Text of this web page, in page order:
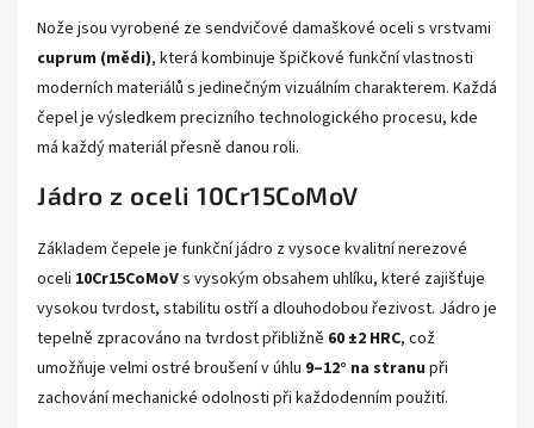
Nože jsou vyrobené ze sendvičové damaškové oceli s vrstvami
cuprum (mědi), která kombinuje špičkové funkční vlastnosti
moderních materiálů s jedinečným vizuálním charakterem. Každá
čepel je výsledkem precizního technologického procesu, kde
má každý materiál přesně danou roli.
Jádro z oceli 10Cr15CoMoV
Základem čepele je funkční jádro z vysoce kvalitní nerezové
oceli 10Cr15CoMoVs vysokým obsahem uhlíku, které zajišťuje
vysokou tvrdost, stabilitu ostří a dlouhodobou řezivost. Jádro je
tepelně zpracováno na tvrdost přibližně 60 ±2 HRC, což
umožňuje velmi ostré broušení v úhlu 9–12° na stranu při
zachování mechanické odolnosti při každodenním použití.